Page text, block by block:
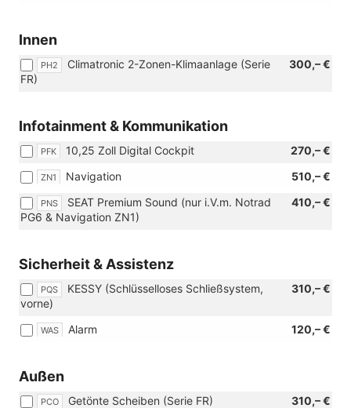
Innen
PH2 300,– €
Climatronic 2-Zonen-Klimaanlage (Serie
FR)
Infotainment & Kommunikation
PFK 270,– €
10,25 Zoll Digital Cockpit
ZN1 510,– €
Navigation
PNS 410,– €
SEAT Premium Sound (nur i.V.m. Notrad
PG6 & Navigation ZN1)
Sicherheit & Assistenz
PQS 310,– €
KESSY (Schlüsselloses Schließsystem,
vorne)
WAS 120,– €
Alarm
Außen
PCO 310,– €
Getönte Scheiben (Serie FR)